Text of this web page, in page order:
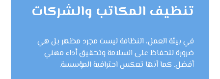
تنظيف المكاتب والشركات
في بيئة العمل، النظافة ليست مجرد مظهر بل هي
ضرورة للحفاظ على السلامة وتحقيق أداء مهني
أفضل. كما أنها تعكس احترافية المؤسسة.